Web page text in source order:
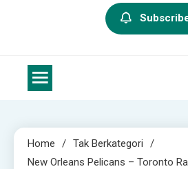
Home
Tak Berkategori
New Orleans Pelicans – Toronto